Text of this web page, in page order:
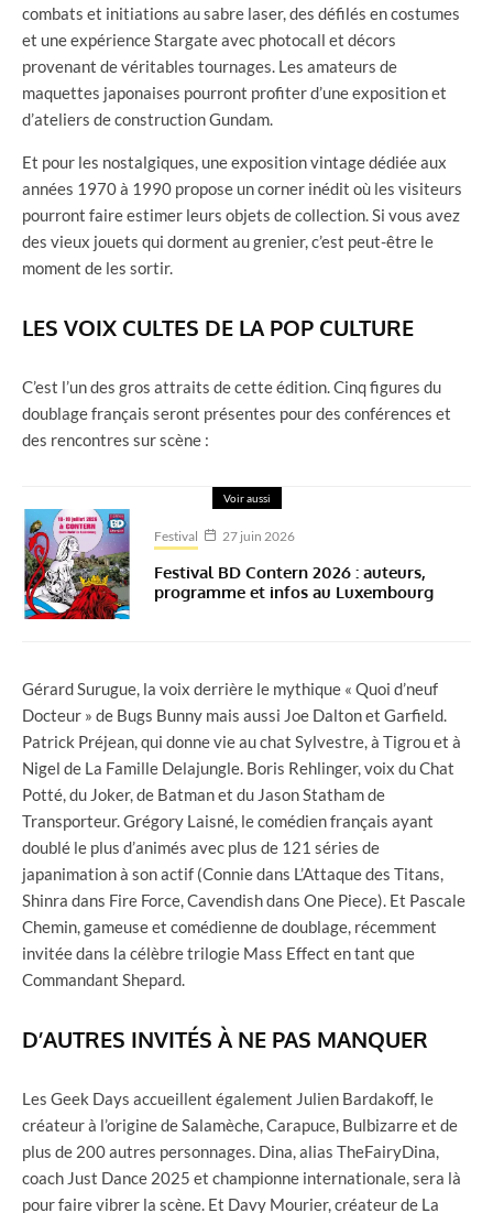
combats et initiations au sabre laser, des défilés en costumes
et une expérience Stargate avec photocall et décors
provenant de véritables tournages. Les amateurs de
maquettes japonaises pourront profiter d’une exposition et
d’ateliers de construction Gundam.
Et pour les nostalgiques, une exposition vintage dédiée aux
années 1970 à 1990 propose un corner inédit où les visiteurs
pourront faire estimer leurs objets de collection. Si vous avez
des vieux jouets qui dorment au grenier, c’est peut-être le
moment de les sortir.
LES VOIX CULTES DE LA POP CULTURE
C’est l’un des gros attraits de cette édition. Cinq figures du
doublage français seront présentes pour des conférences et
des rencontres sur scène :
Voir aussi
Festival 27 juin 2026
Festival BD Contern 2026 : auteurs,
programme et infos au Luxembourg
Gérard Surugue, la voix derrière le mythique « Quoi d’neuf
Docteur » de Bugs Bunny mais aussi Joe Dalton et Garfield.
Patrick Préjean, qui donne vie au chat Sylvestre, à Tigrou et à
Nigel de La Famille Delajungle. Boris Rehlinger, voix du Chat
Potté, du Joker, de Batman et du Jason Statham de
Transporteur. Grégory Laisné, le comédien français ayant
doublé le plus d’animés avec plus de 121 séries de
japanimation à son actif (Connie dans L’Attaque des Titans,
Shinra dans Fire Force, Cavendish dans One Piece). Et Pascale
Chemin, gameuse et comédienne de doublage, récemment
invitée dans la célèbre trilogie Mass Effect en tant que
Commandant Shepard.
D’AUTRES INVITÉS À NE PAS MANQUER
Les Geek Days accueillent également Julien Bardakoff, le
créateur à l’origine de Salamèche, Carapuce, Bulbizarre et de
plus de 200 autres personnages. Dina, alias TheFairyDina,
coach Just Dance 2025 et championne internationale, sera là
pour faire vibrer la scène. Et Davy Mourier, créateur de La